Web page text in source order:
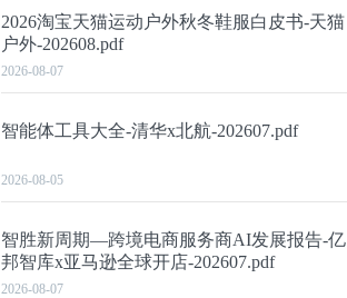
2026淘宝天猫运动户外秋冬鞋服白皮书-天猫
户外-202608.pdf
2026-08-07
智能体工具大全-清华x北航-202607.pdf
2026-08-05
智胜新周期—跨境电商服务商AI发展报告-亿
邦智库x亚马逊全球开店-202607.pdf
2026-08-07